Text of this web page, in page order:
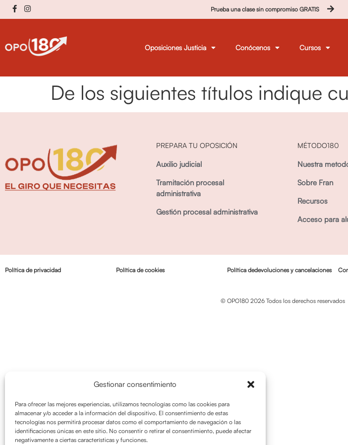
Gestionar consentimiento
Para ofrecer las mejores experiencias, utilizamos tecnologías como las cookies para
almacenar y/o acceder a la información del dispositivo. El consentimiento de estas
tecnologías nos permitirá procesar datos como el comportamiento de navegación o las
identificaciones únicas en este sitio. No consentir o retirar el consentimiento, puede afectar
negativamente a ciertas características y funciones.
Prueba una clase sin compromiso GRATIS
Oposiciones Justicia Conócenos Cursos
De los siguientes títulos indique
PREPARA TU OPOSICIÓN
Auxilio judicial
Tramitación procesal
administrativa
Gestión procesal administrativa
MÉTODO180
Nuestra
Sobre Fran
Recursos
Acceso para
Política de privacidad Política de cookies Política dedevoluciones y cancelaciones
© OPO180 2026 Todos los derechos reservados